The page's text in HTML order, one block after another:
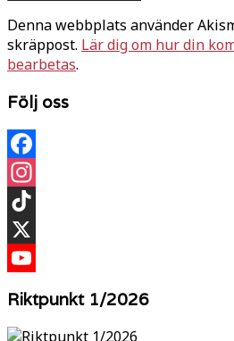
Denna webbplats använder
skräppost. Lär dig om hur din
bearbetas.
Följ oss
Facebook
Instagram
TikTok
X
Riktpunkt 1/2026